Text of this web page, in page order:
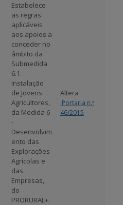
Estabelece
as regras
aplicáveis
aos apoios a
conceder no
âmbito da
Submedida
6.1. -
Instalação
de Jovens
Agricultores,
da Medida 6
-
Desenvolvim
ento das
Explorações
Agrícolas e
das
Empresas,
do
PRORURAL+.
Altera
Portaria n.º
46/2015